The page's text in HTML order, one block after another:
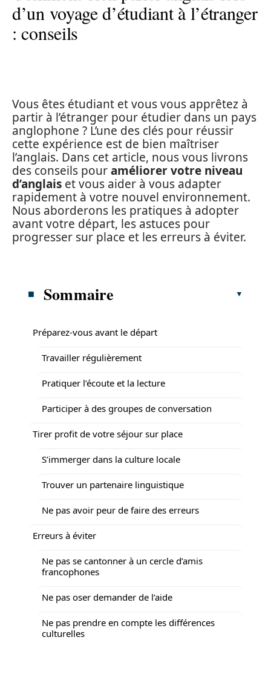
d’un voyage d’étudiant à l’étranger
: conseils
Vous êtes étudiant et vous vous apprêtez à
partir à l’étranger pour étudier dans un pays
anglophone ? L’une des clés pour réussir
cette expérience est de bien maîtriser
l’anglais. Dans cet article, nous vous livrons
des conseils pouraméliorer votre niveau
d’anglais et vous aider à vous adapter
rapidement à votre nouvel environnement.
Nous aborderons les pratiques à adopter
avant votre départ, les astuces pour
progresser sur place et les erreurs à éviter.
Sommaire
Préparez-vous avant le départ
Travailler régulièrement
Pratiquer l’écoute et la lecture
Participer à des groupes de conversation
Tirer profit de votre séjour sur place
S’immerger dans la culture locale
Trouver un partenaire linguistique
Ne pas avoir peur de faire des erreurs
Erreurs à éviter
Ne pas se cantonner à un cercle d’amis
francophones
Ne pas oser demander de l’aide
Ne pas prendre en compte les différences
culturelles